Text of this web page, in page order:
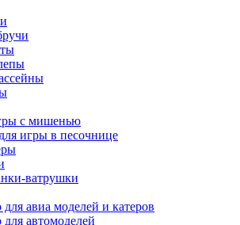
с мишенью
игры в песочнице
ватрушки
авиа моделей и катеров
автомоделей